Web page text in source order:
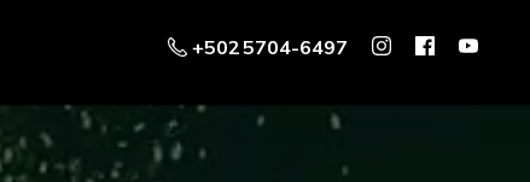
+502 5704-6497